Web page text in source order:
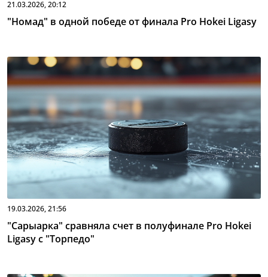
21.03.2026, 20:12
"Номад" в одной победе от финала Pro Hokei Ligasy
19.03.2026, 21:56
"Сарыарка" сравняла счет в полуфинале Pro Hokei
Ligasy с "Торпедо"